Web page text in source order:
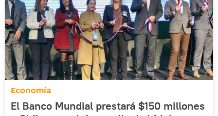
Economía
El Banco Mundial prestará $150 millones